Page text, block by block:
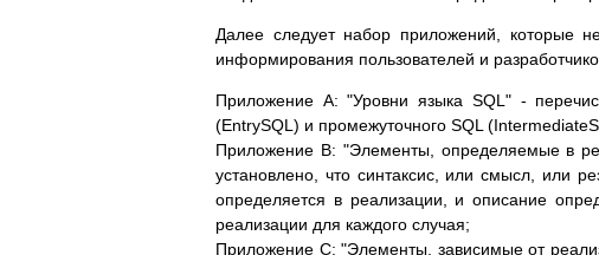
Далее следует набор приложений, которые
информирования пользователей и
Приложение A: "Уровни языка SQL" -
(EntrySQL) и промежуточного SQL
Приложение B: "Элементы, определяемые в
установлено, что синтаксис, или смысл, или
определяется в реализации, и описание
реализации для каждого случая;
Приложение C: "Элементы, зависимые от